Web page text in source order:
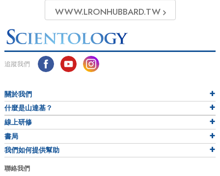
WWW.LRONHUBBARD.TW
追蹤我們
關於我們
什麼是山達基？
線上研修
書局
我們如何提供幫助
聯絡我們